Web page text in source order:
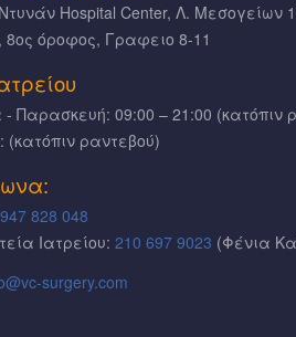
Hospital Center, Λ. Μεσογείων
8ος όροφος, Γραφειο 8-11
Παρασκευή: 09:00 – 21:00 (κατόπιν
(κατόπιν ραντεβού)
828 048
Ιατρείου: 210 697 9023 (Φένια
surgery.com